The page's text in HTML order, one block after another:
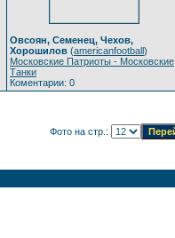
Овсоян, Семенец, Чехов,
Хорошилов (americanfootball)
Московские Патриоты - Московские
Танки
Коментарии: 0
Фото на стр.: